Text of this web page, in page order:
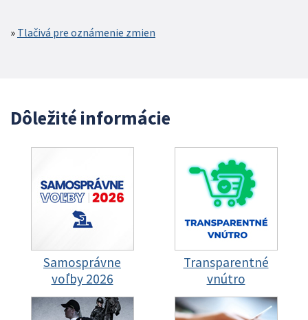
Tlačivá pre oznámenie zmien
Dôležité informácie
Samosprávne
voľby 2026
Transparentné
vnútro